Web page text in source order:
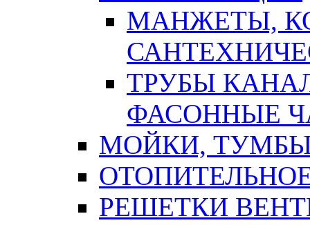
МАНЖЕТЫ,
ТРУБЫ
ФАСОННЫЕ
МОЙКИ,
РЕШЕТКИ